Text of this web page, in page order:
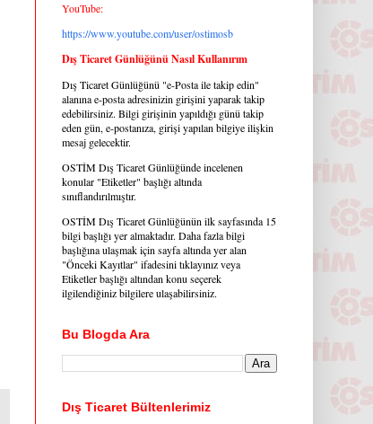
YouTube:
https://www.youtube.com/user/ostimosb
Dış Ticaret Günlüğünü Nasıl Kullanırım
Dış Ticaret Günlüğünü "e-Posta ile takip edin"
alanına e-posta adresinizin girişini yaparak takip
edebilirsiniz. Bilgi girişinin yapıldığı günü takip
eden gün, e-postanıza, girişi yapılan bilgiye ilişkin
mesaj gelecektir.
OSTİM Dış Ticaret Günlüğünde incelenen
konular "Etiketler" başlığı altında
sınıflandırılmıştır.
OSTİM Dış Ticaret Günlüğünün ilk sayfasında 15
bilgi başlığı yer almaktadır. Daha fazla bilgi
başlığına ulaşmak için sayfa altında yer alan
"Önceki Kayıtlar" ifadesini tıklayınız veya
Etiketler başlığı altından konu seçerek
ilgilendiğiniz bilgilere ulaşabilirsiniz.
Bu Blogda Ara
Dış Ticaret Bültenlerimiz